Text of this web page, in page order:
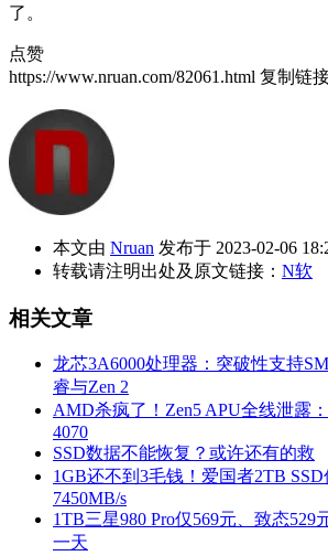
了。
点赞
https://www.nruan.com/82061.html 复制链
本文由 Nruan 发布于 2023-02-06
转载请注明出处及原文链接： N软
相关文章
龙芯3A6000处理器：突破性支持
睿与Zen 2
AMD杀疯了！Zen5 APU全线泄露
4070
SSD数据不能恢复？或许还有的救
1GB还不到3毛钱！爱国者2TB
7450MB/s
1TB三星980 Pro仅569元、致态529
一天